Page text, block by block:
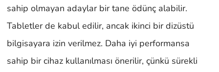
sahip olmayan adaylar bir tane ödünç alabilir.
Tabletler de kabul edilir, ancak ikinci bir dizüstü
bilgisayara izin verilmez. Daha iyi performansa
sahip bir cihaz kullanılması önerilir, çünkü sürekli